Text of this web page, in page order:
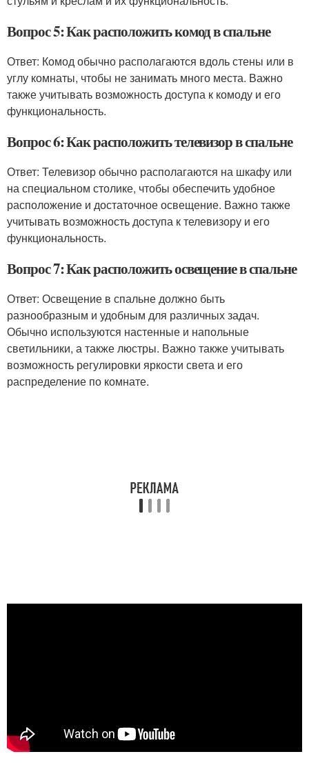
Вопрос 5: Как расположить комод в спальне
Ответ: Комод обычно располагаются вдоль стены или в
углу комнаты, чтобы не занимать много места. Важно
также учитывать возможность доступа к комоду и его
функциональность.
Вопрос 6: Как расположить телевизор в спальне
Ответ: Телевизор обычно располагаются на шкафу или
на специальном столике, чтобы обеспечить удобное
расположение и достаточное освещение. Важно также
учитывать возможность доступа к телевизору и его
функциональность.
Вопрос 7: Как расположить освещение в спальне
Ответ: Освещение в спальне должно быть
разнообразным и удобным для различных задач.
Обычно используются настенные и напольные
светильники, а также люстры. Важно также учитывать
возможность регулировки яркости света и его
распределение по комнате.